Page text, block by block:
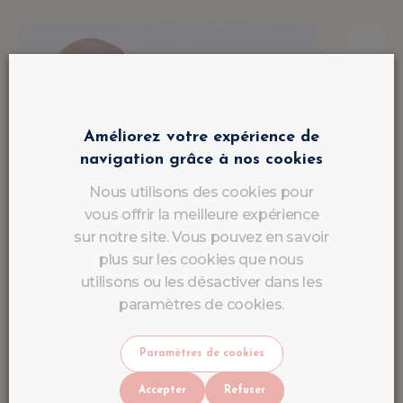
Améliorez votre expérience de
navigation grâce à nos cookies
Nous utilisons des cookies pour
vous offrir la meilleure expérience
sur notre site. Vous pouvez en savoir
plus sur les cookies que nous
utilisons ou les désactiver dans les
paramètres de cookies.
Paramètres de cookies
Accepter Refuser